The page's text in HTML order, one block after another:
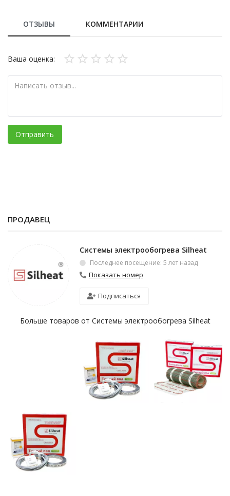
ОТЗЫВЫ КОММЕНТАРИИ
Ваша оценка:
Отправить
ПРОДАВЕЦ
Системы электрообогрева Silheat
Последнее посещение: 5 лет назад
Показать номер
Подписаться
Больше товаров от Системы электрообогрева Silheat